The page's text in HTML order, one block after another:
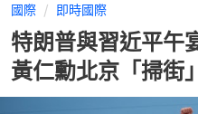
國際 即時國際
特朗普與習近平午
黃仁勳北京「掃街